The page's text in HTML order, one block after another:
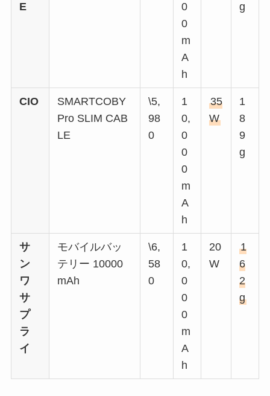
E
0
0
m
A
h
g
CIO
SMARTCOBY
Pro SLIM CAB
LE
\5,
98
0
1
0,
0
0
0
m
A
h
35
W
1
8
9
g
サ
ン
ワ
サ
プ
ラ
イ
モバイルバッ
テリー 10000
mAh
\6,
58
0
1
0,
0
0
0
m
A
h
20
W
1
6
2
g